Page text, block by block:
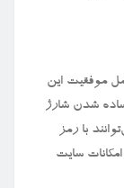
موفقیت این
شدن شارژ
با رمز
سایت